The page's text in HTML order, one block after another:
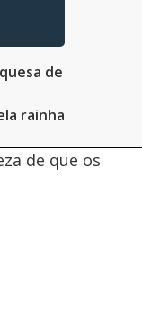
de
rainha
de que os